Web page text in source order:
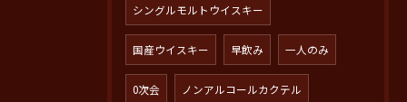
シングルモルトウイスキー
国産ウイスキー 早飲み 一人のみ
0次会 ノンアルコールカクテル